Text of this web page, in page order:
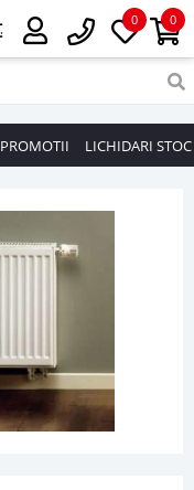
0
0
PROMOTII LICHIDARI STOC